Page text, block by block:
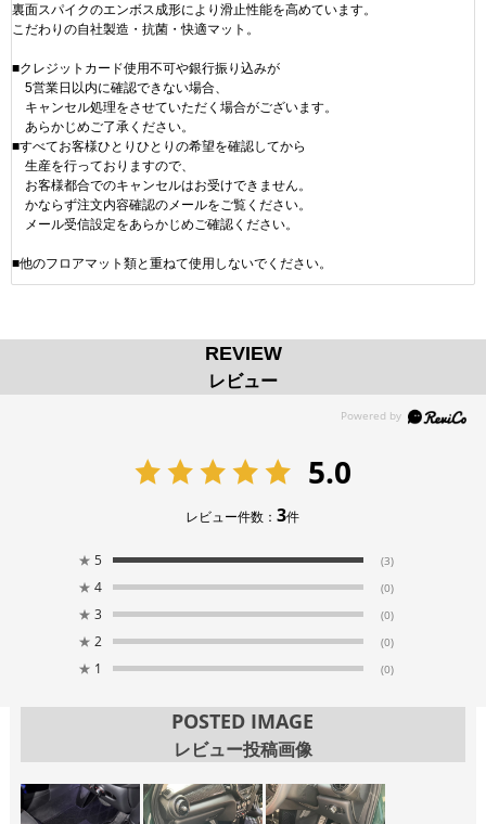
裏面スパイクのエンボス成形により滑止性能を高めています。
こだわりの自社製造・抗菌・快適マット。
■クレジットカード使用不可や銀行振り込みが
5営業日以内に確認できない場合、
キャンセル処理をさせていただく場合がございます。
あらかじめご了承ください。
■すべてお客様ひとりひとりの希望を確認してから
生産を行っておりますので、
お客様都合でのキャンセルはお受けできません。
かならず注文内容確認のメールをご覧ください。
メール受信設定をあらかじめご確認ください。
■他のフロアマット類と重ねて使用しないでください。
REVIEW
レビュー
5.0
レビュー件数：3件
★ 5 (3)
★ 4 (0)
★ 3 (0)
★ 2 (0)
★ 1 (0)
POSTED IMAGE
レビュー投稿画像